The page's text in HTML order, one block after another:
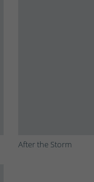
After the Storm